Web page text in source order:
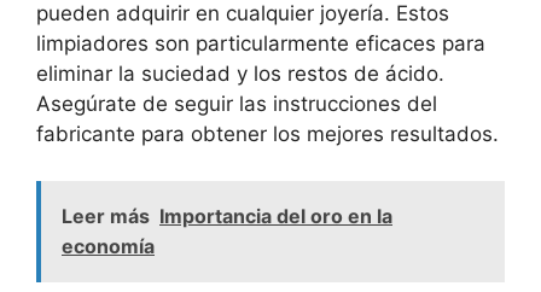
pueden adquirir en cualquier joyería. Estos
limpiadores son particularmente eficaces para
eliminar la suciedad y los restos de ácido.
Asegúrate de seguir las instrucciones del
fabricante para obtener los mejores resultados.
Leer más Importancia del oro en la
economía